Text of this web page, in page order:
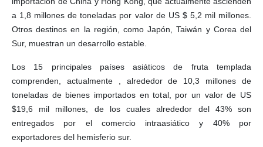
a 1,8 millones de toneladas por valor de US $ 5,2 mil millones.
Otros destinos en la región, como Japón, Taiwán y Corea del
Sur, muestran un desarrollo estable.
Los 15 principales países asiáticos de fruta templada
comprenden, actualmente , alrededor de 10,3 millones de
toneladas de bienes importados en total, por un valor de US
$19,6 mil millones, de los cuales alrededor del 43% son
entregados por el comercio intraasiático y 40% por
exportadores del hemisferio sur.